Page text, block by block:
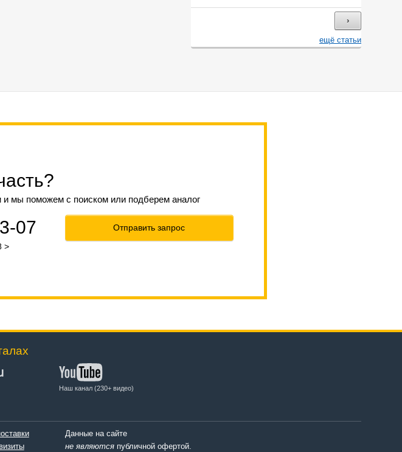
›
ещё статьи
и мы поможем с поиском или подберем аналог
07
>
Отправить запрос
Наш канал (230+ видео)
Данные на сайте
не являются публичной офертой.